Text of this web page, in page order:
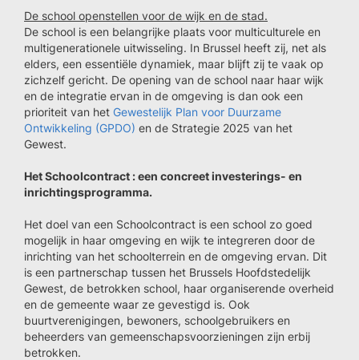
De school openstellen voor de wijk en de stad.
De school is een belangrijke plaats voor multiculturele en
multigenerationele uitwisseling. In Brussel heeft zij, net als
elders, een essentiële dynamiek, maar blijft zij te vaak op
zichzelf gericht. De opening van de school naar haar wijk
en de integratie ervan in de omgeving is dan ook een
prioriteit van het Gewestelijk Plan voor Duurzame
Ontwikkeling (GPDO) en de Strategie 2025 van het
Gewest.
Het Schoolcontract : een concreet investerings- en
inrichtingsprogramma.
Het doel van een Schoolcontract is een school zo goed
mogelijk in haar omgeving en wijk te integreren door de
inrichting van het schoolterrein en de omgeving ervan. Dit
is een partnerschap tussen het Brussels Hoofdstedelijk
Gewest, de betrokken school, haar organiserende overheid
en de gemeente waar ze gevestigd is. Ook
buurtverenigingen, bewoners, schoolgebruikers en
beheerders van gemeenschapsvoorzieningen zijn erbij
betrokken.